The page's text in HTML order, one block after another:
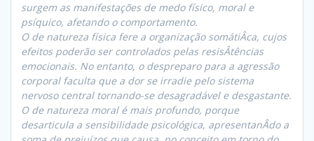
surgem as manifestações de medo físico, moral e
psíquico, afetando o comportamento.
O de natureza física fere a organização somátiÂ­ca, cujos
efeitos poderão ser controlados pelas resisÂ­tências
emocionais. No entanto, o despreparo para a agressão
corporal faculta que a dor se irradie pelo sistema
nervoso central tornando-se desagradável e desgastante.
O de natureza moral é mais profundo, porque
desarticula a sensibilidade psicológica, apresentanÂ­do a